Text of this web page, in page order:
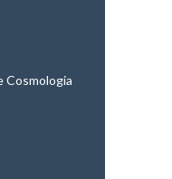
Cosmologia